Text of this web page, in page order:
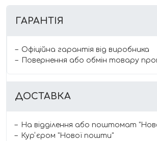
ГАРАНТІЯ
Офіційна гарантія від виробника
Повернення або обмін товару
ДОСТАВКА
На відділення або поштомат
Курʼєром "Нової пошти"